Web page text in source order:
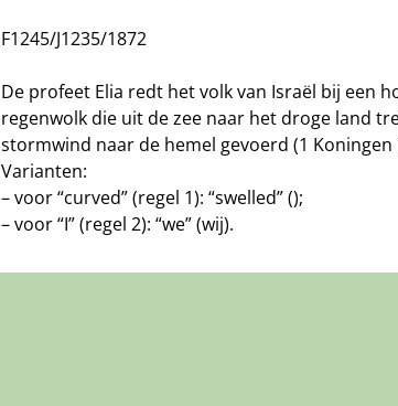
F1245/J1235/1872
De profeet Elia redt het volk van Israël bij een
regenwolk die uit de zee naar het droge land
stormwind naar de hemel gevoerd (1 Koningen
Varianten:
– voor “curved” (regel 1): “swelled” ();
– voor “I” (regel 2): “we” (wij).